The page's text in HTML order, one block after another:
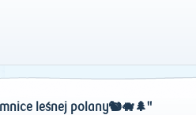
leśnej polany🐿️🐗🌲"